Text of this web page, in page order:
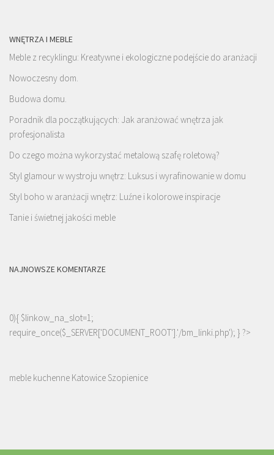
WNĘTRZA I MEBLE
Meble z recyklingu: Kreatywne i ekologiczne podejście do aranżacji
Nowoczesny dom.
Budowa domu.
Poradnik dla początkujących: Jak aranżować wnętrza jak
profesjonalista
Do czego można wykorzystać metalową szafę roletową?
Styl glamour w wystroju wnętrz: Luksus i wyrafinowanie w domu
Styl boho w aranżacji wnętrz: Luźne i kolorowe inspiracje
Tanie i świetnej jakości meble
NAJNOWSZE KOMENTARZE
0){ $linkow_na_slot=1;
require_once($_SERVER['DOCUMENT_ROOT'].'/bm_linki.php'); } ?>
meble kuchenne Katowice Szopienice